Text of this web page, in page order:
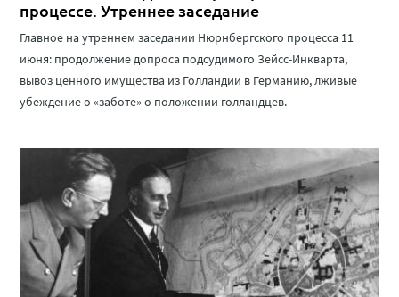
процессе. Утреннее заседание
Главное на утреннем заседании Нюрнбергского процесса 11
июня: продолжение допроса подсудимого Зейсс-Инкварта,
вывоз ценного имущества из Голландии в Германию, лживые
убеждение о «заботе» о положении голландцев.